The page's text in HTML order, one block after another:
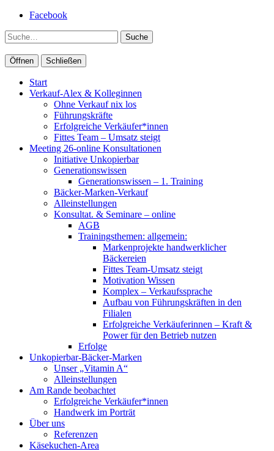
Facebook
Suche
Öffnen Schließen
Start
Verkauf-Alex & Kolleginnen
Ohne Verkauf nix los
Führungskräfte
Erfolgreiche Verkäufer*innen
Fittes Team – Umsatz steigt
Meeting 26-online Konsultationen
Initiative Unkopierbar
Generationswissen
Generationswissen – 1. Training
Bäcker-Marken-Verkauf
Alleinstellungen
Konsultat. & Seminare – online
AGB
Trainingsthemen: allgemein:
Markenprojekte handwerklicher
Bäckereien
Fittes Team-Umsatz steigt
Motivation Wissen
Komplex – Verkaufssprache
Aufbau von Führungskräften in den
Filialen
Erfolgreiche Verkäuferinnen – Kraft &
Power für den Betrieb nutzen
Erfolge
Unkopierbar-Bäcker-Marken
Unser „Vitamin A“
Alleinstellungen
Am Rande beobachtet
Erfolgreiche Verkäufer*innen
Handwerk im Porträt
Über uns
Referenzen
Käsekuchen-Area